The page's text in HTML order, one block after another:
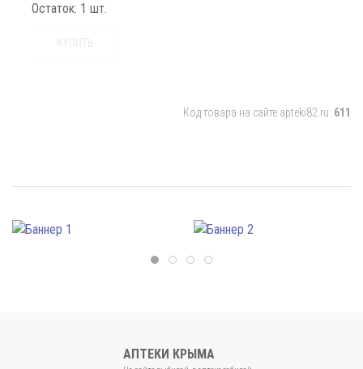
Остаток: 1 шт.
Код товара на сайте apteki82.ru: 611
АПТЕКИ КРЫМА